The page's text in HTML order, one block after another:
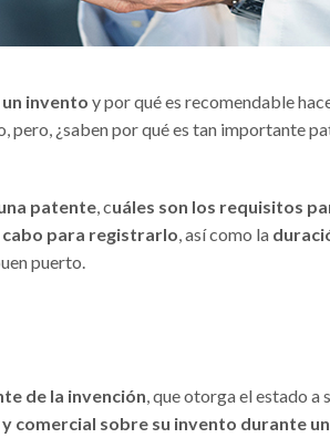
invento y por qué es recomendable
pero, ¿saben por qué es tan importante
patente, cuáles son los requisitos
para registrarlo, así como la
puerto.
de la invención, que otorga el estado a
comercial sobre su invento durante